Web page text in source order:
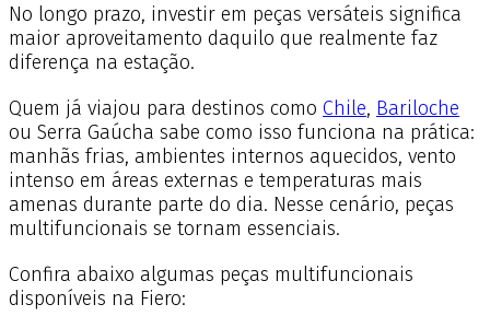
No longo prazo, investir em peças versáteis significa
maior aproveitamento daquilo que realmente faz
diferença na estação.
Quem já viajou para destinos como Chile, Bariloche
ou Serra Gaúcha sabe como isso funciona na prática:
manhãs frias, ambientes internos aquecidos, vento
intenso em áreas externas e temperaturas mais
amenas durante parte do dia. Nesse cenário, peças
multifuncionais se tornam essenciais.
Confira abaixo algumas peças multifuncionais
disponíveis na Fiero: